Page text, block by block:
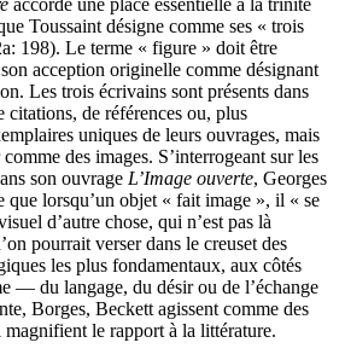
accorde une place essentielle à la trinité
Toussaint désigne comme ses « trois
198). Le terme « figure » doit être
acception originelle comme désignant
Les trois écrivains sont présents dans
citations, de références ou, plus
uniques de leurs ouvrages, mais
des images. S’interrogeant sur les
son ouvrage L’Image ouverte, Georges
lorsqu’un objet « fait image », il « se
d’autre chose, qui n’est pas là
pourrait verser dans le creuset des
les plus fondamentaux, aux côtés
— du langage, du désir ou de l’échange
Borges, Beckett agissent comme des
magnifient le rapport à la littérature.